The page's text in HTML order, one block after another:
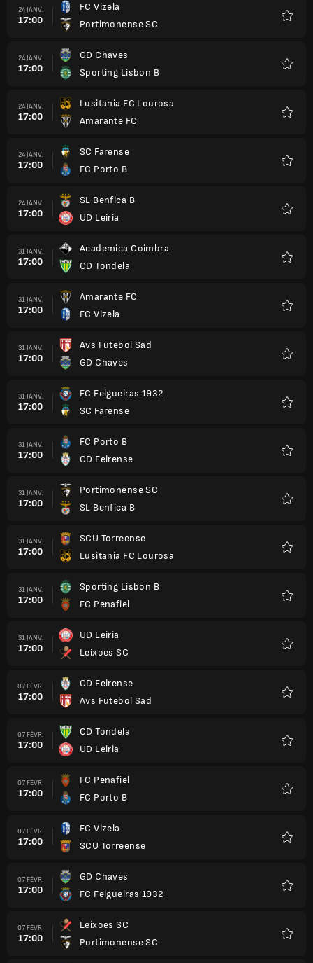
24 JANV.
17:00
FC Vizela
Portimonense SC
24 JANV.
17:00
GD Chaves
Sporting Lisbon B
24 JANV.
17:00
Lusitania FC Lourosa
Amarante FC
24 JANV.
17:00
SC Farense
FC Porto B
24 JANV.
17:00
SL Benfica B
UD Leiria
31 JANV.
17:00
Academica Coimbra
CD Tondela
31 JANV.
17:00
Amarante FC
FC Vizela
31 JANV.
17:00
Avs Futebol Sad
GD Chaves
31 JANV.
17:00
FC Felgueiras 1932
SC Farense
31 JANV.
17:00
FC Porto B
CD Feirense
31 JANV.
17:00
Portimonense SC
SL Benfica B
31 JANV.
17:00
SCU Torreense
Lusitania FC Lourosa
31 JANV.
17:00
Sporting Lisbon B
FC Penafiel
31 JANV.
17:00
UD Leiria
Leixoes SC
07 FÉVR.
17:00
CD Feirense
Avs Futebol Sad
07 FÉVR.
17:00
CD Tondela
UD Leiria
07 FÉVR.
17:00
FC Penafiel
FC Porto B
07 FÉVR.
17:00
FC Vizela
SCU Torreense
07 FÉVR.
17:00
GD Chaves
FC Felgueiras 1932
07 FÉVR.
17:00
Leixoes SC
Portimonense SC